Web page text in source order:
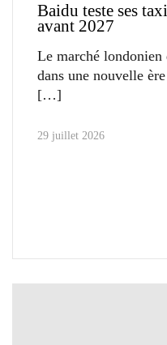
Baidu teste ses
avant 2027
Le marché londonien
dans une nouvelle
29 juillet 2026